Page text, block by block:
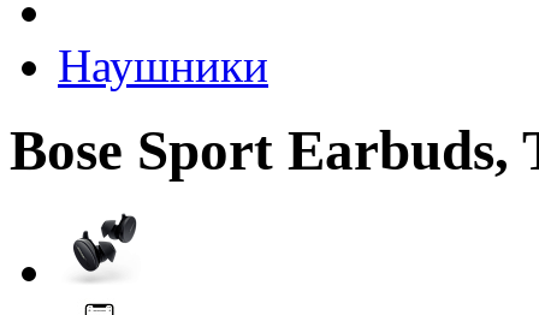
Наушники
Bose Sport Earbuds,